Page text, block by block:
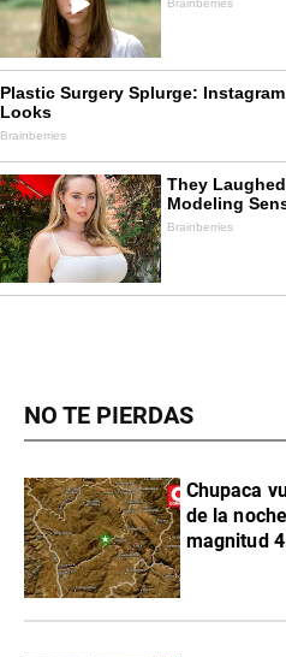
NO TE PIERDAS
Chupaca
de la
magnitud